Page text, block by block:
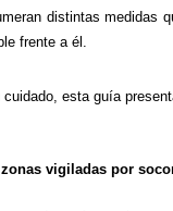
distintas medidas
frente a él.
esta guía
zonas vigiladas por